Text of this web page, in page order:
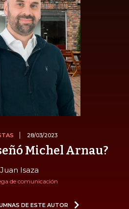
28/03/2023
Michel Arnau?
Juan Isaza
de comunicación
DE ESTE AUTOR